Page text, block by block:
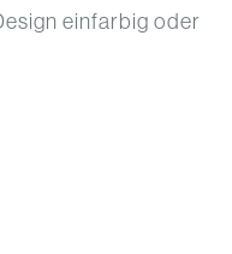
einfarbig oder